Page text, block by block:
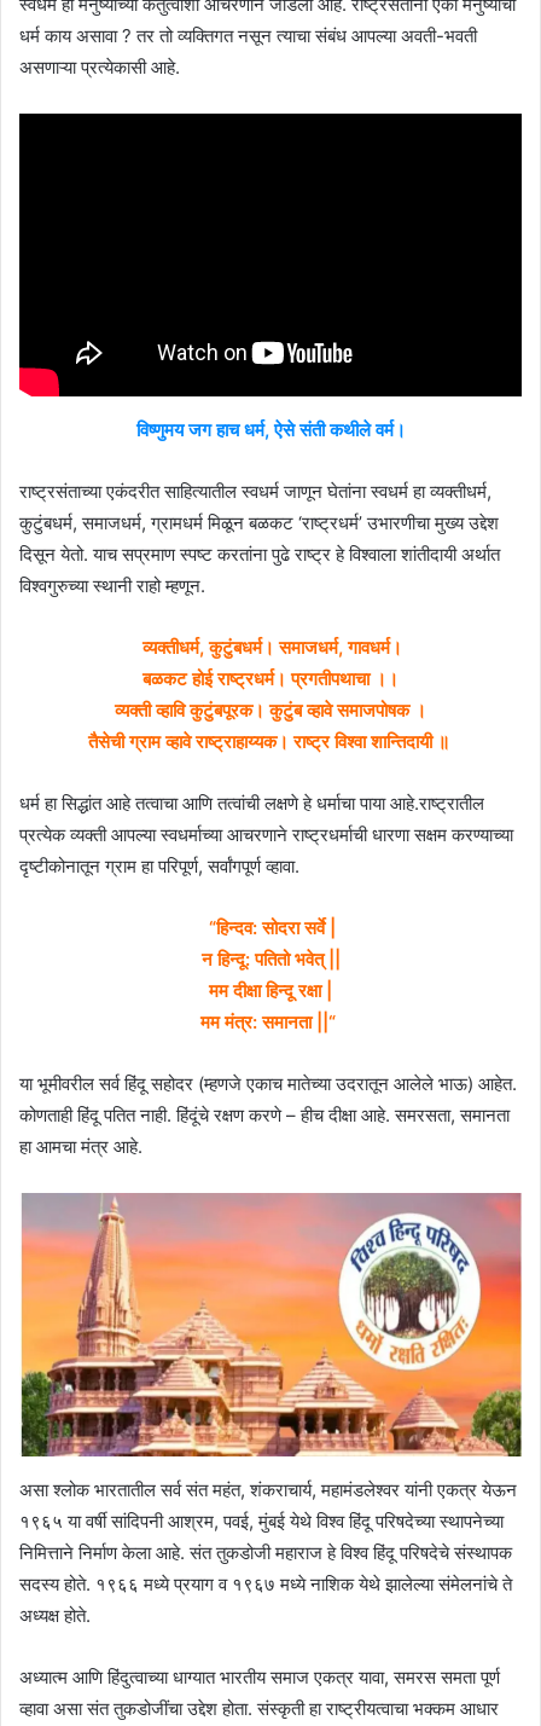
धर्म काय असावा ? तर तो व्यक्तिगत नसून त्याचा संबंध आपल्या अवती-भवती
असणाऱ्या प्रत्येकासी आहे.
विष्णुमय जग हाच धर्म, ऐसे संती कथीले वर्म।
राष्ट्रसंताच्या एकंदरीत साहित्यातील स्वधर्म जाणून घेतांना स्वधर्म हा व्यक्तीधर्म,
कुटुंबधर्म, समाजधर्म, ग्रामधर्म मिळून बळकट ‘राष्ट्रधर्म’ उभारणीचा मुख्य उद्देश
दिसून येतो. याच सप्रमाण स्पष्ट करतांना पुढे राष्ट्र हे विश्वाला शांतीदायी अर्थात
विश्वगुरुच्या स्थानी राहो म्हणून.
व्यक्तीधर्म, कुटुंबधर्म। समाजधर्म, गावधर्म।
बळकट होई राष्ट्रधर्म। प्रगतीपथाचा ।।
व्यक्ती व्हावि कुटुंबपूरक। कुटुंब व्हावे समाजपोषक ।
तैसेची ग्राम व्हावे राष्ट्राहाय्यक। राष्ट्र विश्वा शान्तिदायी ॥
धर्म हा सिद्धांत आहे तत्वाचा आणि तत्वांची लक्षणे हे धर्माचा पाया आहे.राष्ट्रातील
प्रत्येक व्यक्ती आपल्या स्वधर्माच्या आचरणाने राष्ट्रधर्माची धारणा सक्षम करण्याच्या
दृष्टीकोनातून ग्राम हा परिपूर्ण, सर्वांगपूर्ण व्हावा.
“हिन्दव: सोदरा सर्वे |
न हिन्दू: पतितो भवेत् ||
मम दीक्षा हिन्दू रक्षा |
मम मंत्र: समानता ||“
या भूमीवरील सर्व हिंदू सहोदर (म्हणजे एकाच मातेच्या उदरातून आलेले भाऊ) आहेत.
कोणताही हिंदू पतित नाही. हिंदूंचे रक्षण करणे – हीच दीक्षा आहे. समरसता, समानता
हा आमचा मंत्र आहे.
असा श्लोक भारतातील सर्व संत महंत, शंकराचार्य, महामंडलेश्वर यांनी एकत्र येऊन
१९६५ या वर्षी सांदिपनी आश्रम, पवई, मुंबई येथे विश्व हिंदू परिषदेच्या स्थापनेच्या
निमित्ताने निर्माण केला आहे. संत तुकडोजी महाराज हे विश्व हिंदू परिषदेचे संस्थापक
सदस्य होते. १९६६ मध्ये प्रयाग व १९६७ मध्ये नाशिक येथे झालेल्या संमेलनांचे ते
अध्यक्ष होते.
अध्यात्म आणि हिंदुत्वाच्या धाग्यात भारतीय समाज एकत्र यावा, समरस समता पूर्ण
व्हावा असा संत तुकडोजींचा उद्देश होता. संस्कृती हा राष्ट्रीयत्वाचा भक्कम आधार